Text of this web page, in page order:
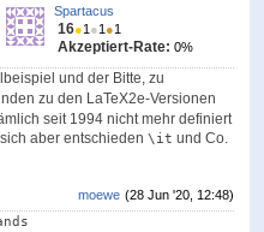
Spartacus
16●1 ●1 ●1
Akzeptiert-Rate: 0%
und der Bitte, zu
zu den LaTeX2e-Versionen
seit 1994 nicht mehr definiert
aber entschieden \it und Co.
(28 Jun '20, 12:48)
moewe